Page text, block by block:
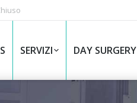
SERVIZI DAY SURGERY